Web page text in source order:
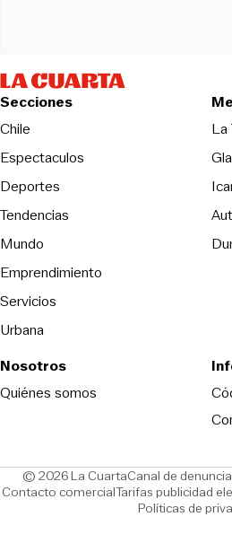
Secciones
Chile
Espectaculos
Deportes
Tendencias
Mundo
Emprendimiento
Servicios
Urbana
La
Nosotros
Quiénes somos
© 2026 La CuartaCanal de
Contacto comercialOpens in new
Tarifas publicidad
Políticas de